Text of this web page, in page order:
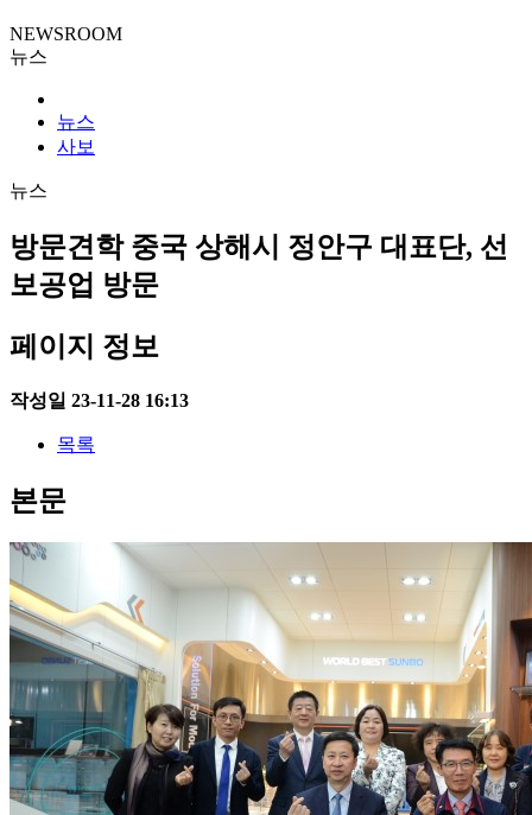
NEWSROOM
뉴스
뉴스
사보
뉴스
방문견학 중국 상해시 정안구 대표단, 선
보공업 방문
페이지 정보
작성일 23-11-28 16:13
목록
본문